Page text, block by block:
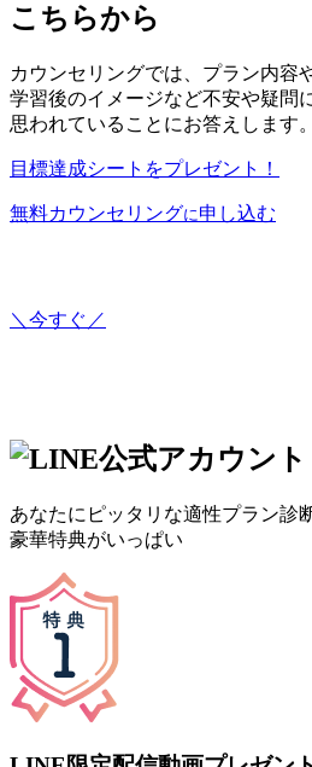
こちらから
カウンセリングでは、プラン内容
学習後のイメージなど不安や疑問
思われていることにお答えします。
目標達成シートをプレゼント！
無料カウンセリングに申し込む
＼今すぐ／
あなたにピッタリな適性プラン診
豪華特典がいっぱい